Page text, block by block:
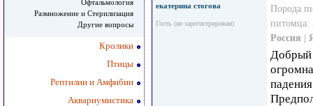
Офтальмология
Размножение и Стерилизация
Другие вопросы
Кролики
Птицы
Рептилии и Амфибии
Аквариумистика
екатерина стогова
Гость (не зарегистрирован)
Порода
питомца:
Россия |
Добрый